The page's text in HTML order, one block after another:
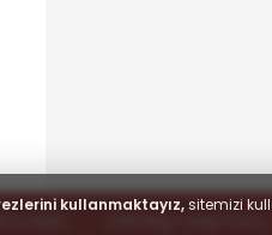
kullanmaktayız,sitemizi